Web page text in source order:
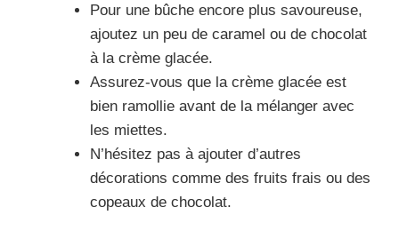
Pour une bûche encore plus savoureuse,
ajoutez un peu de caramel ou de chocolat
à la crème glacée.
Assurez-vous que la crème glacée est
bien ramollie avant de la mélanger avec
les miettes.
N’hésitez pas à ajouter d’autres
décorations comme des fruits frais ou des
copeaux de chocolat.